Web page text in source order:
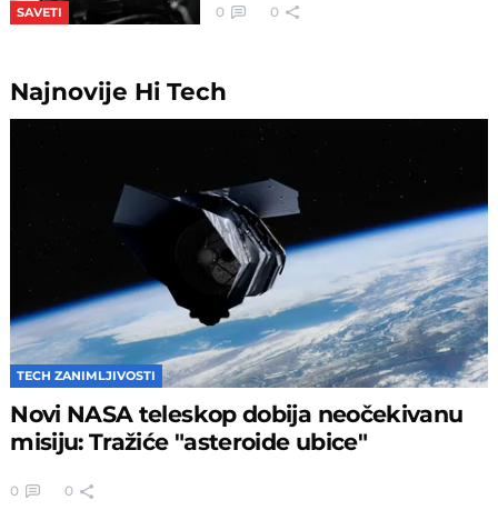
SAVETI 0 0
Najnovije Hi Tech
TECH ZANIMLJIVOSTI
Novi NASA teleskop dobija neočekivanu
misiju: Tražiće "asteroide ubice"
0 0